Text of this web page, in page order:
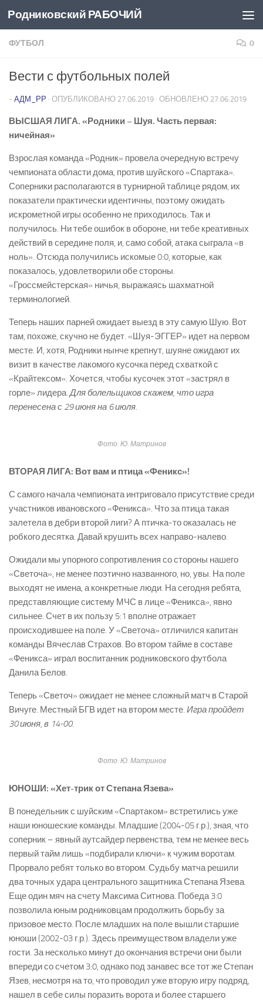
Перейти к содержимому
Родниковский РАБОЧИЙ
ФУТБОЛ 0
Вести с футбольных полей
- АДМ_РР · ОПУБЛИКОВАНО 27.06.2019 · ОБНОВЛЕНО 27.06.2019
ВЫСШАЯ ЛИГА. «Родники – Шуя. Часть первая:
ничейная»
Взрослая команда «Родник» провела очередную встречу
чемпионата области дома, против шуйского «Спартака».
Соперники располагаются в турнирной таблице рядом, их
показатели практически идентичны, поэтому ожидать
искрометной игры особенно не приходилось. Так и
получилось. Ни тебе ошибок в обороне, ни тебе креативных
действий в середине поля, и, само собой, атака сыграла «в
ноль». Отсюда получились искомые 0:0, которые, как
показалось, удовлетворили обе стороны.
«Гроссмейстерская» ничья, выражаясь шахматной
терминологией.
Теперь наших парней ожидает выезд в эту самую Шую. Вот
там, похоже, скучно не будет. «Шуя-ЭГГЕР» идет на первом
месте. И, хотя, Родники нынче крепнут, шуяне ожидают их
визит в качестве лакомого кусочка перед схваткой с
«Крайтексом». Хочется, чтобы кусочек этот «застрял в
горле» лидера.Для болельщиков скажем, что игра
перенесена с 29 июня на 6 июля.
Фото: Ю. Матринов
ВТОРАЯ ЛИГА: Вот вам и птица «Феникс»!
С самого начала чемпионата интриговало присутствие среди
участников ивановского «Феникса». Что за птица такая
залетела в дебри второй лиги? А птичка-то оказалась не
робкого десятка. Давай крушить всех направо-налево.
Ожидали мы упорного сопротивления со стороны нашего
«Светоча», не менее поэтично названного, но, увы. На поле
выходят не имена, а конкретные люди. На сегодня ребята,
представляющие систему МЧС в лице «Феникса», явно
сильнее. Счет в их пользу 5:1 вполне отражает
происходившее на поле. У «Светоча» отличился капитан
команды Вячеслав Страхов. Во втором тайме в составе
«Феникса» играл воспитанник родниковского футбола
Данила Белов.
Теперь «Светоч» ожидает не менее сложный матч в Старой
Вичуге. Местный БГВ идет на втором месте. Игра пройдет
30 июня, в 14-00.
Фото: Ю. Матринов
ЮНОШИ: «Хет-трик от Степана Язева»
В понедельник с шуйским «Спартаком» встретились уже
наши юношеские команды. Младшие (2004-05 г.р.), зная, что
соперник – явный аутсайдер первенства, тем не менее весь
первый тайм лишь «подбирали ключи» к чужим воротам.
Прорвало ребят только во втором. Судьбу матча решили
два точных удара центрального защитника Степана Язева.
Еще один мяч на счету Максима Ситнова. Победа 3:0
позволила юным родниковцам продолжить борьбу за
призовое место. После младших на поле вышли старшие
юноши (2002-03 г.р.). Здесь преимуществом владели уже
гости. За несколько минут до окончания встречи они были
впереди со счетом 3:0, однако под занавес все тот же Степан
Язев, несмотря на то, что проводил уже вторую игру подряд,
нашел в себе силы поразить ворота и более старшего